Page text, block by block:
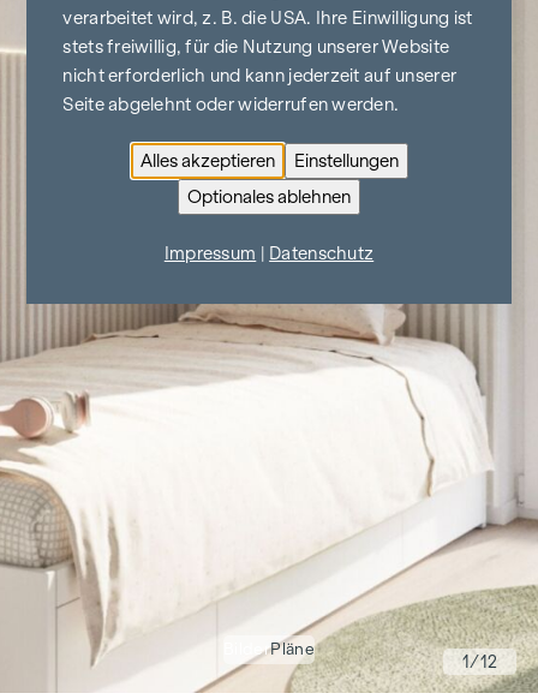
BilderPläne
1/12
verarbeitet wird, z. B. die USA. Ihre Einwilligung ist
stets freiwillig, für die Nutzung unserer Website
nicht erforderlich und kann jederzeit auf unserer
Seite abgelehnt oder widerrufen werden.
Alles akzeptieren
Einstellungen
Optionales ablehnen
Impressum Datenschutz